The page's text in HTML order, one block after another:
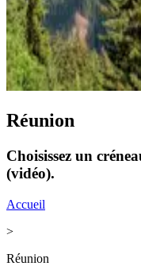
Réunion
Choisissez un
(vidéo).
Accueil
>
Réunion